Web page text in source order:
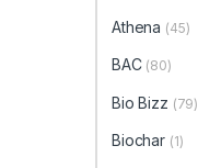
Athena (45)
BAC (80)
Bio Bizz (79)
Biochar (1)